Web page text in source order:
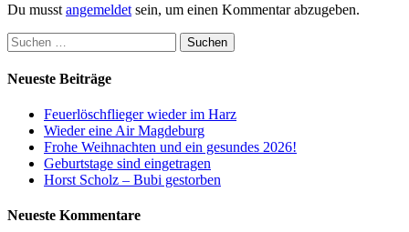
Du musst angemeldet sein, um einen Kommentar abzugeben.
Suchen
nach:
Neueste Beiträge
Feuerlöschflieger wieder im Harz
Wieder eine Air Magdeburg
Frohe Weihnachten und ein gesundes 2026!
Geburtstage sind eingetragen
Horst Scholz – Bubi gestorben
Neueste Kommentare